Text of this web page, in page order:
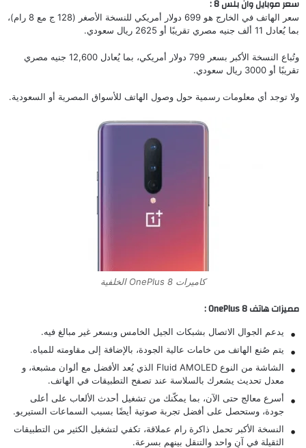
سعر موبايل وان بلس 8 :
سعر الهاتف في الخارج هو 699 دولار أمريكي للنسخة الأصغر (128 ج مع 8 رام)،
بما يُعادل 11 ألف جنيه مصري تقريبًا أو 2625 ريال سعودي.
وتُباع النسخة الأكبر بسعر 799 دولار أمريكي، بما يُعادل 12,600 جنيه مصري
تقريبًا أو 3000 ريال سعودي.
ولا توجد أي معلومات رسمية حول وصول الهاتف للأسواق المصرية أو السعودية.
كاميرات OnePlus 8 الخلفية
مميزات هاتف OnePlus 8 :
يدعم الجوال الاتصال بشبكات الجيل الخامس وبسعر غير مبالغ فيه.
يتم صُنع الهاتف من خامات عالية الجودة، بالإضافة إلى مقاومته للمياه.
الشاشة من النوع Fluid AMOLED الذي يُعد الأفضل مع ألوان مشبعة، و
معدل تحديث يشعرك بالسلاسة عند تصفح التطبيقات في الهاتف.
أسرع معالج حتى الآن، بما يمكّنك من تشغيل أحدث الألعاب على أعلى
جودة، وستحصل على أفضل تجربة صوتية أيضًا بسبب السماعات الستيريو.
النسخة الأكبر تحمل ذاكرة رام عملاقة، تكفي لتشغيل الكثير من التطبيقات
الثقيلة في آنٍ واحد والتنقل بينهم بسرعة.